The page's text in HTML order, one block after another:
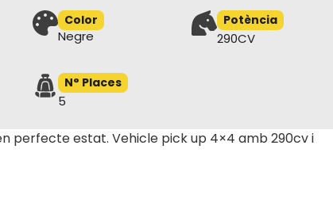
Color
Negre
Potència
290CV
N° Places
5
en perfecte estat. Vehicle pick up 4×4 amb 290cv i